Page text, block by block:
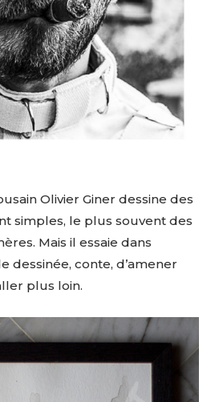
Olivier Giner dessine des
simples, le plus souvent des
Mais il essaie dans
dessinée, conte, d’amener
plus loin.